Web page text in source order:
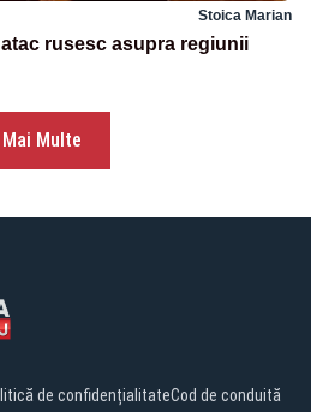
Stoica Marian
rusesc asupra regiunii
Mai Multe
de confidențialitateCod de conduită